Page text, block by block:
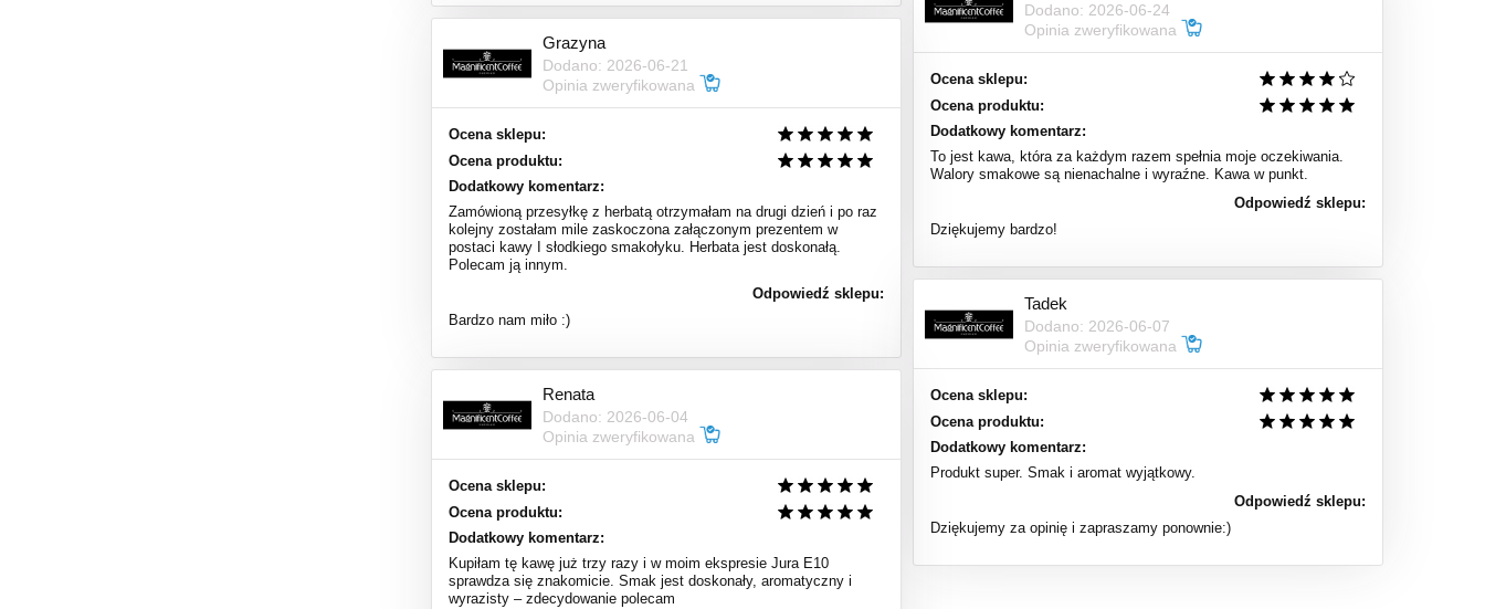
Dodano: 2026-06-24
Opinia zweryfikowana
Ocena sklepu:
Ocena produktu:
Dodatkowy komentarz:
To jest kawa, która za każdym razem spełnia moje oczekiwania.
Walory smakowe są nienachalne i wyraźne. Kawa w punkt.
Odpowiedź sklepu:
Dziękujemy bardzo!
Grazyna
Dodano: 2026-06-21
Opinia zweryfikowana
Ocena sklepu:
Ocena produktu:
Dodatkowy komentarz:
Zamówioną przesyłkę z herbatą otrzymałam na drugi dzień i po raz
kolejny zostałam mile zaskoczona załączonym prezentem w
postaci kawy I słodkiego smakołyku. Herbata jest doskonałą.
Polecam ją innym.
Odpowiedź sklepu:
Bardzo nam miło :)
Tadek
Dodano: 2026-06-07
Opinia zweryfikowana
Ocena sklepu:
Ocena produktu:
Dodatkowy komentarz:
Produkt super. Smak i aromat wyjątkowy.
Odpowiedź sklepu:
Dziękujemy za opinię i zapraszamy ponownie:)
Renata
Dodano: 2026-06-04
Opinia zweryfikowana
Ocena sklepu:
Ocena produktu:
Dodatkowy komentarz:
Kupiłam tę kawę już trzy razy i w moim ekspresie Jura E10
sprawdza się znakomicie. Smak jest doskonały, aromatyczny i
wyrazisty – zdecydowanie polecam